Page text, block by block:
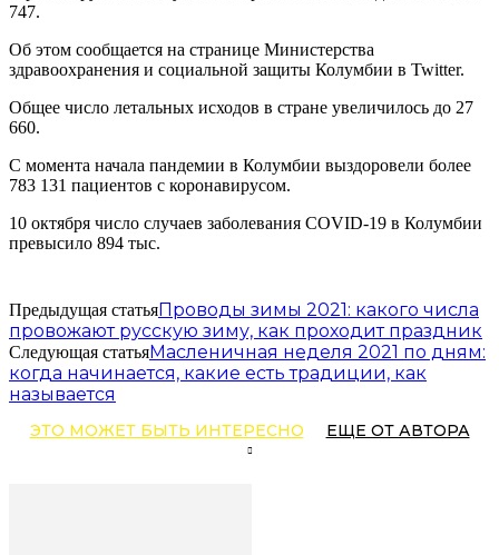
747.
Об этом сообщается на странице Министерства
здравоохранения и социальной защиты Колумбии в Twitter.
Общее число летальных исходов в стране увеличилось до 27
660.
С момента начала пандемии в Колумбии выздоровели более
783 131 пациентов с коронавирусом.
10 октября число случаев заболевания COVID-19 в Колумбии
превысило 894 тыс.
Предыдущая статьяПроводы зимы 2021: какого числа
провожают русскую зиму, как проходит праздник
Следующая статьяМасленичная неделя 2021 по дням:
когда начинается, какие есть традиции, как
называется
ЭТО МОЖЕТ БЫТЬ ИНТЕРЕСНО ЕЩЕ ОТ АВТОРА